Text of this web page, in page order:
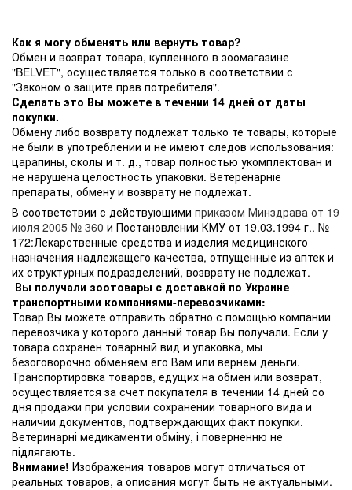
Как я могу обменять или вернуть товар?
Обмен и возврат товара, купленного в зоомагазине
"BELVET", осуществляется только в соответствии с
"Законом о защите прав потребителя".
Сделать это Вы можете в течении 14 дней от даты
покупки.
Обмену либо возврату подлежат только те товары, которые
не были в употреблении и не имеют следов использования:
царапины, сколы и т. д., товар полностью укомплектован и
не нарушена целостность упаковки. Ветеренарніе
препараты, обмену и возврату не подлежат.
В соответствии с действующими приказом Минздрава от 19
июля 2005 № 360 и Постановлении КМУ от 19.03.1994 г.. №
172:Лекарственные средства и изделия медицинского
назначения надлежащего качества, отпущенные из аптек и
их структурных подразделений, возврату не подлежат.
Вы получали зоотовары с доставкой по Украине
транспортными компаниями-перевозчиками:
Товар Вы можете отправить обратно с помощью компании
перевозчика у которого данный товар Вы получали. Если у
товара сохранен товарный вид и упаковка, мы
безоговорочно обменяем его Вам или вернем деньги.
Транспортировка товаров, едущих на обмен или возврат,
осуществляется за счет покупателя в течении 14 дней со
дня продажи при условии сохранении товарного вида и
наличии документов, подтверждающих факт покупки.
Ветеринарні медикаменти обміну, і поверненню не
підлягають.
Внимание! Изображения товаров могут отличаться от
реальных товаров, а описания могут быть не актуальными.